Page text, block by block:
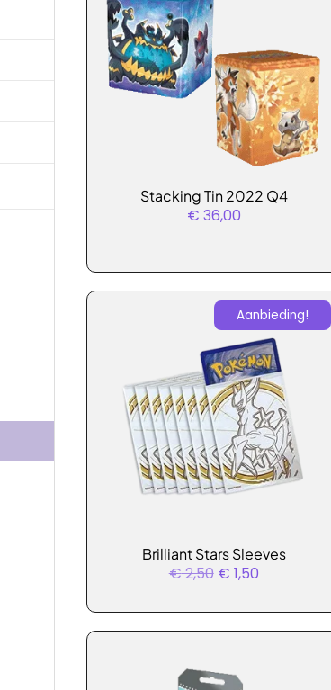
product
variaties.
Deze
worden
productpagina
Stacking Tin 2022 Q4
€ 36,00
Aanbieding!
Brilliant Stars Sleeves
€2,50 Oorspronkelijke
was:
€ 1,50Huidige
is: